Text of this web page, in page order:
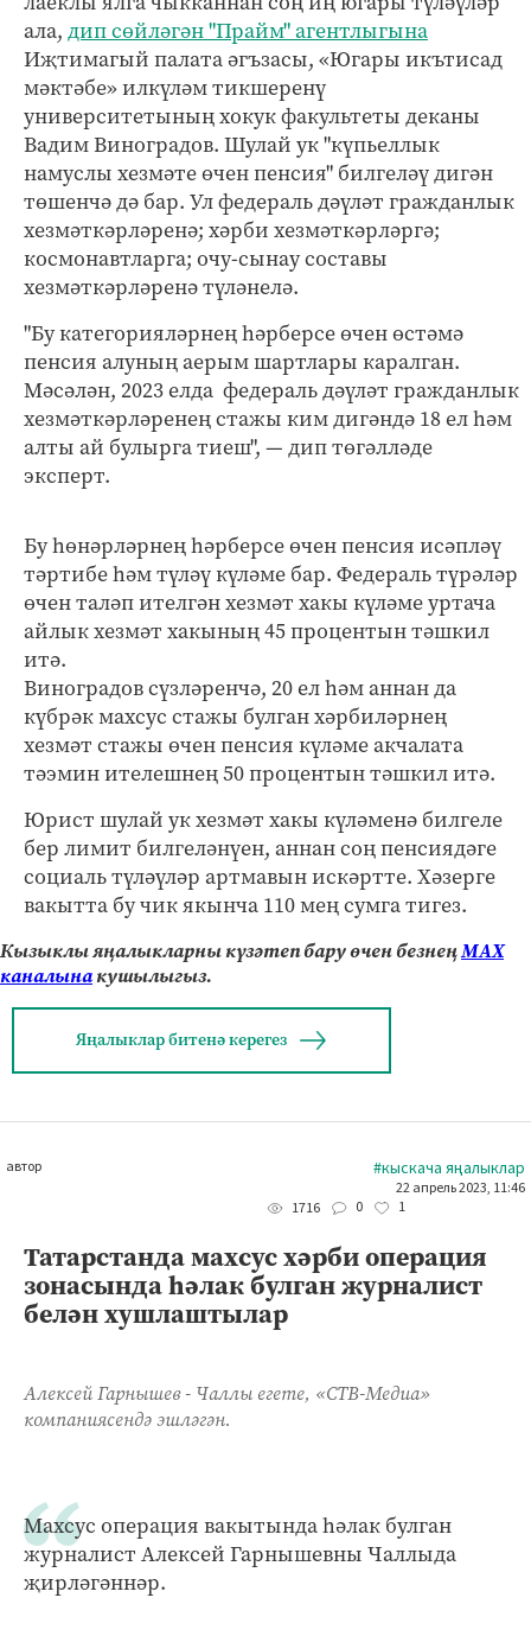
ала, дип сөйләгән "Прайм" агентлыгына
Иҗтимагый палата әгъзасы, «Югары икътисад
мәктәбе» илкүләм тикшеренү
университетының хокук факультеты деканы
Вадим Виноградов. Шулай ук "күпьеллык
намуслы хезмәте өчен пенсия" билгеләү дигән
төшенчә дә бар. Ул федераль дәүләт гражданлык
хезмәткәрләренә; хәрби хезмәткәрләргә;
космонавтларга; очу-сынау составы
хезмәткәрләренә түләнелә.
"Бу категорияләрнең һәрберсе өчен өстәмә
пенсия алуның аерым шартлары каралган.
Мәсәлән, 2023 елда федераль дәүләт гражданлык
хезмәткәрләренең стажы ким дигәндә 18 ел һәм
алты ай булырга тиеш", — дип төгәлләде
эксперт.
Бу һөнәрләрнең һәрберсе өчен пенсия исәпләү
тәртибе һәм түләү күләме бар. Федераль түрәләр
өчен таләп ителгән хезмәт хакы күләме уртача
айлык хезмәт хакының 45 процентын тәшкил
итә.
Виноградов сүзләренчә, 20 ел һәм аннан да
күбрәк махсус стажы булган хәрбиләрнең
хезмәт стажы өчен пенсия күләме акчалата
тәэмин ителешнең 50 процентын тәшкил итә.
Юрист шулай ук хезмәт хакы күләменә билгеле
бер лимит билгеләнүен, аннан соң пенсиядәге
социаль түләүләр артмавын искәртте. Хәзерге
вакытта бу чик якынча 110 мең сумга тигез.
Кызыклы яңалыкларны күзәтеп бару өчен безнеңМАХ
каналынакушылыгыз.
Яңалыклар битенә керегез
автор #кыскача яңалыклар
22 апрель 2023, 11:46
1716
0 1
Татарстанда махсус хәрби операция
зонасында һәлак булган журналист
белән хушлаштылар
Алексей Гарнышев - Чаллы егете, «СТВ-Медиа»
компаниясендә эшләгән.
Махсус операция вакытында һәлак булган
журналист Алексей Гарнышевны Чаллыда
җирләгәннәр.